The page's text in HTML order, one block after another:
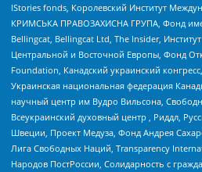
IStories fonds, Королевский Институт
КРИМСЬКА ПРАВОЗАХИСНА ГРУПА, Фонд
Bellingcat, Bellingcat Ltd, The Insider,
Центральной и Восточной Европы, Фонд
Foundation, Канадский украинский
Украинская национальная федерация
научный центр им Вудро Вильсона,
Всеукраинский духовный центр , Риддл,
Швеции, Проект Медуза, Фонд Андрея
Лига Свободных Наций, Transparеncy
Народов ПостРоссии, Солидарность с